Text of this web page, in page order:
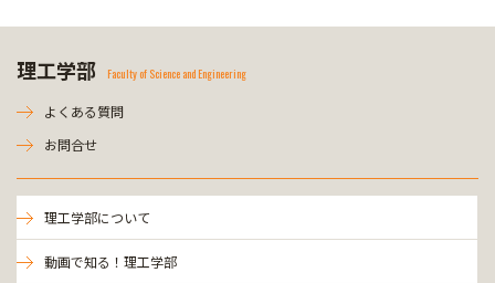
理工学部 Faculty of Science and Engineering
よくある質問
お問合せ
理工学部について
動画で知る！理工学部